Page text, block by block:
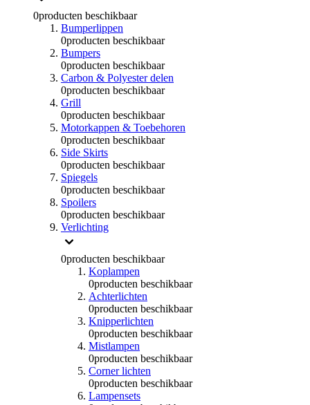
0producten beschikbaar
Bumperlippen
0producten beschikbaar
Bumpers
0producten beschikbaar
Carbon & Polyester delen
0producten beschikbaar
Grill
0producten beschikbaar
Motorkappen & Toebehoren
0producten beschikbaar
Side Skirts
0producten beschikbaar
Spiegels
0producten beschikbaar
Spoilers
0producten beschikbaar
Verlichting
0producten beschikbaar
Koplampen
0producten beschikbaar
Achterlichten
0producten beschikbaar
Knipperlichten
0producten beschikbaar
Mistlampen
0producten beschikbaar
Corner lichten
0producten beschikbaar
Lampensets